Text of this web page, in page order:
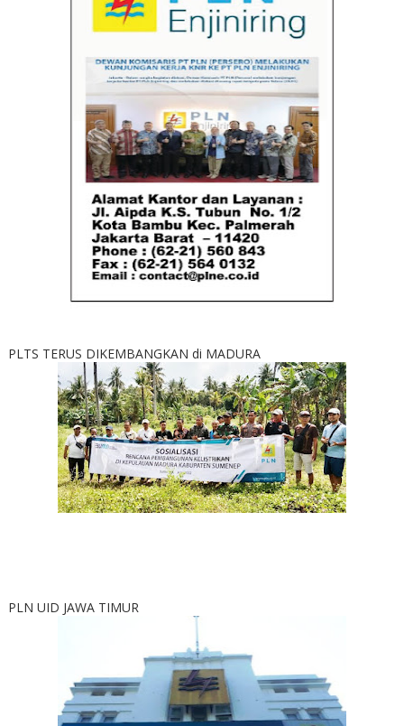
PLTS TERUS DIKEMBANGKAN di MADURA
PLN UID JAWA TIMUR